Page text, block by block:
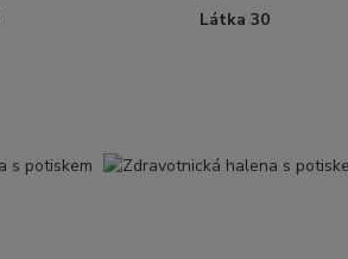
Látka 30